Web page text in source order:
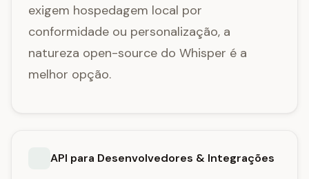
exigem hospedagem local por
conformidade ou personalização, a
natureza open-source do Whisper é a
melhor opção.
API para Desenvolvedores & Integrações